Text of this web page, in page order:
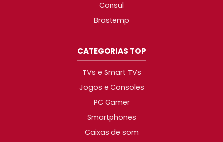
Consul
Brastemp
CATEGORIAS TOP
TVs e Smart TVs
Jogos e Consoles
PC Gamer
Smartphones
Caixas de som